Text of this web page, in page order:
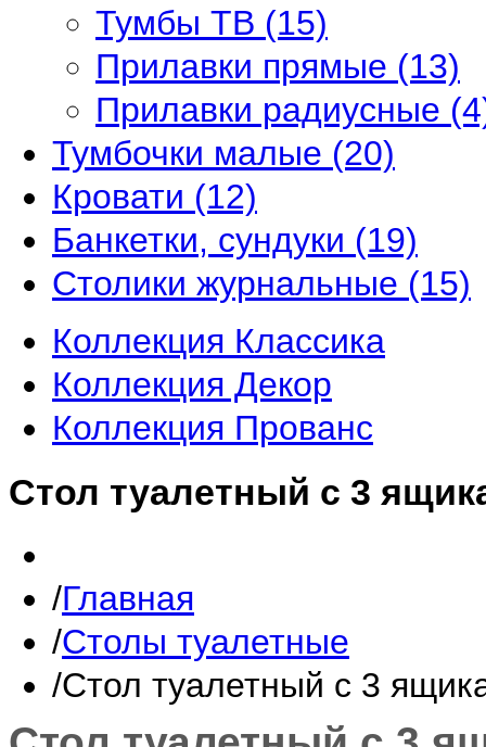
Тумбы ТВ (15)
Прилавки прямые (13)
Прилавки радиусные
Тумбочки малые (20)
Кровати (12)
Банкетки, сундуки (19)
Столики журнальные (15)
Коллекция Классика
Коллекция Декор
Коллекция Прованс
Стол туалетный с 3
Главная
Столы туалетные
Стол туалетный с 3